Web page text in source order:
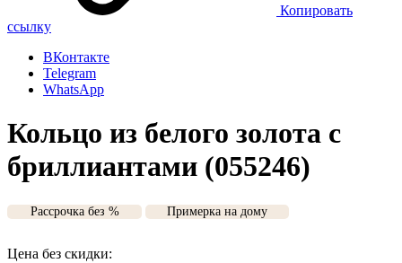
Копировать
ссылку
ВКонтакте
Telegram
WhatsApp
Кольцо из белого золота с
бриллиантами (055246)
Рассрочка без % Примерка на дому
Цена без скидки: